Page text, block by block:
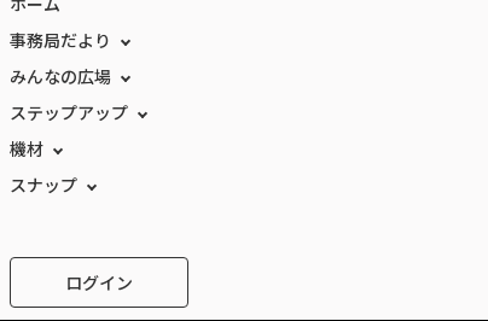
事務局だより
みんなの広場
ステップアップ
機材
スナップ
ログイン